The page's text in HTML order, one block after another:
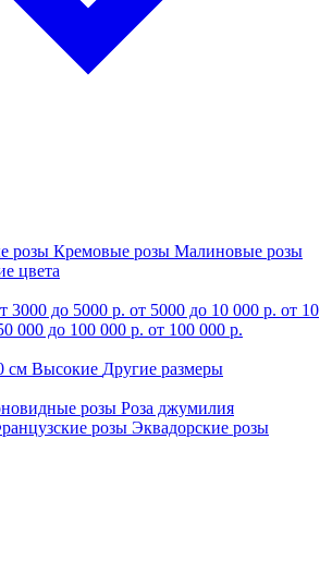
розы Кремовые розы Малиновые розы
цвета
3000 до 5000 р. от 5000 до 10 000 р. от 10
000 до 100 000 р. от 100 000 р.
см Высокие Другие размеры
розы Роза джумилия
розы Эквадорские розы